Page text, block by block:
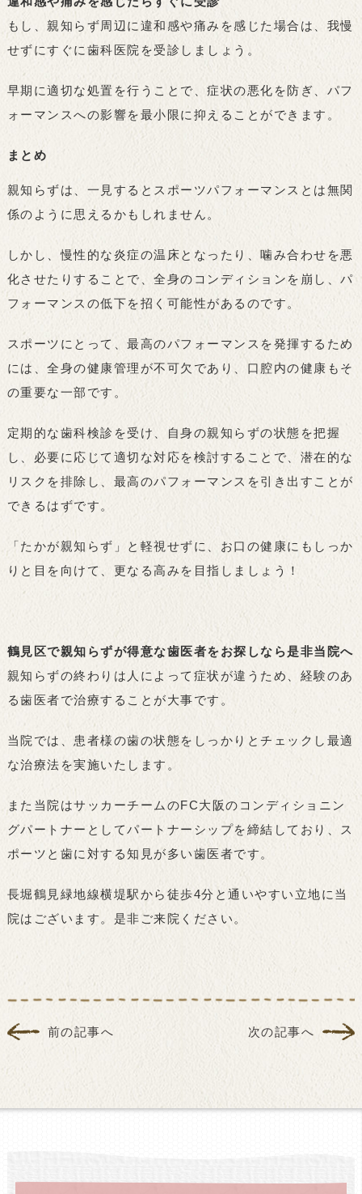
もし、親知らず周辺に違和感や痛みを感じた場合は、我慢
せずにすぐに歯科医院を受診しましょう。
早期に適切な処置を行うことで、症状の悪化を防ぎ、パフ
ォーマンスへの影響を最小限に抑えることができます。
まとめ
親知らずは、一見するとスポーツパフォーマンスとは無関
係のように思えるかもしれません。
しかし、慢性的な炎症の温床となったり、噛み合わせを悪
化させたりすることで、全身のコンディションを崩し、パ
フォーマンスの低下を招く可能性があるのです。
スポーツにとって、最高のパフォーマンスを発揮するため
には、全身の健康管理が不可欠であり、口腔内の健康もそ
の重要な一部です。
定期的な歯科検診を受け、自身の親知らずの状態を把握
し、必要に応じて適切な対応を検討することで、潜在的な
リスクを排除し、最高のパフォーマンスを引き出すことが
できるはずです。
「たかが親知らず」と軽視せずに、お口の健康にもしっか
りと目を向けて、更なる高みを目指しましょう！
鶴見区で親知らずが得意な歯医者をお探しなら是非当院へ
親知らずの終わりは人によって症状が違うため、経験のあ
る歯医者で治療することが大事です。
当院では、患者様の歯の状態をしっかりとチェックし最適
な治療法を実施いたします。
また当院はサッカーチームのFC大阪のコンディショニン
グパートナーとしてパートナーシップを締結しており、ス
ポーツと歯に対する知見が多い歯医者です。
長堀鶴見緑地線横堤駅から徒歩4分と通いやすい立地に当
院はございます。是非ご来院ください。
前の記事へ 次の記事へ